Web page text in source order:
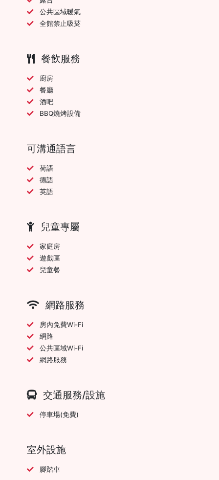
公共區域暖氣
全館禁止吸菸
餐飲服務
廚房
餐廳
酒吧
BBQ燒烤設備
可溝通語言
荷語
德語
英語
兒童專屬
家庭房
遊戲區
兒童餐
網路服務
房內免費Wi-Fi
網路
公共區域Wi-Fi
網路服務
交通服務/設施
停車場(免費)
室外設施
腳踏車